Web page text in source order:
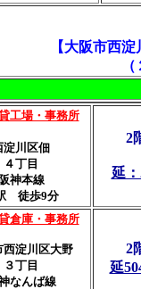
【大阪市西淀
工場・事務所
淀川区佃
４丁目
阪神本線
徒歩9分
2
延
倉庫・事務所
西淀川区大野
３丁目
なんば線
2
延